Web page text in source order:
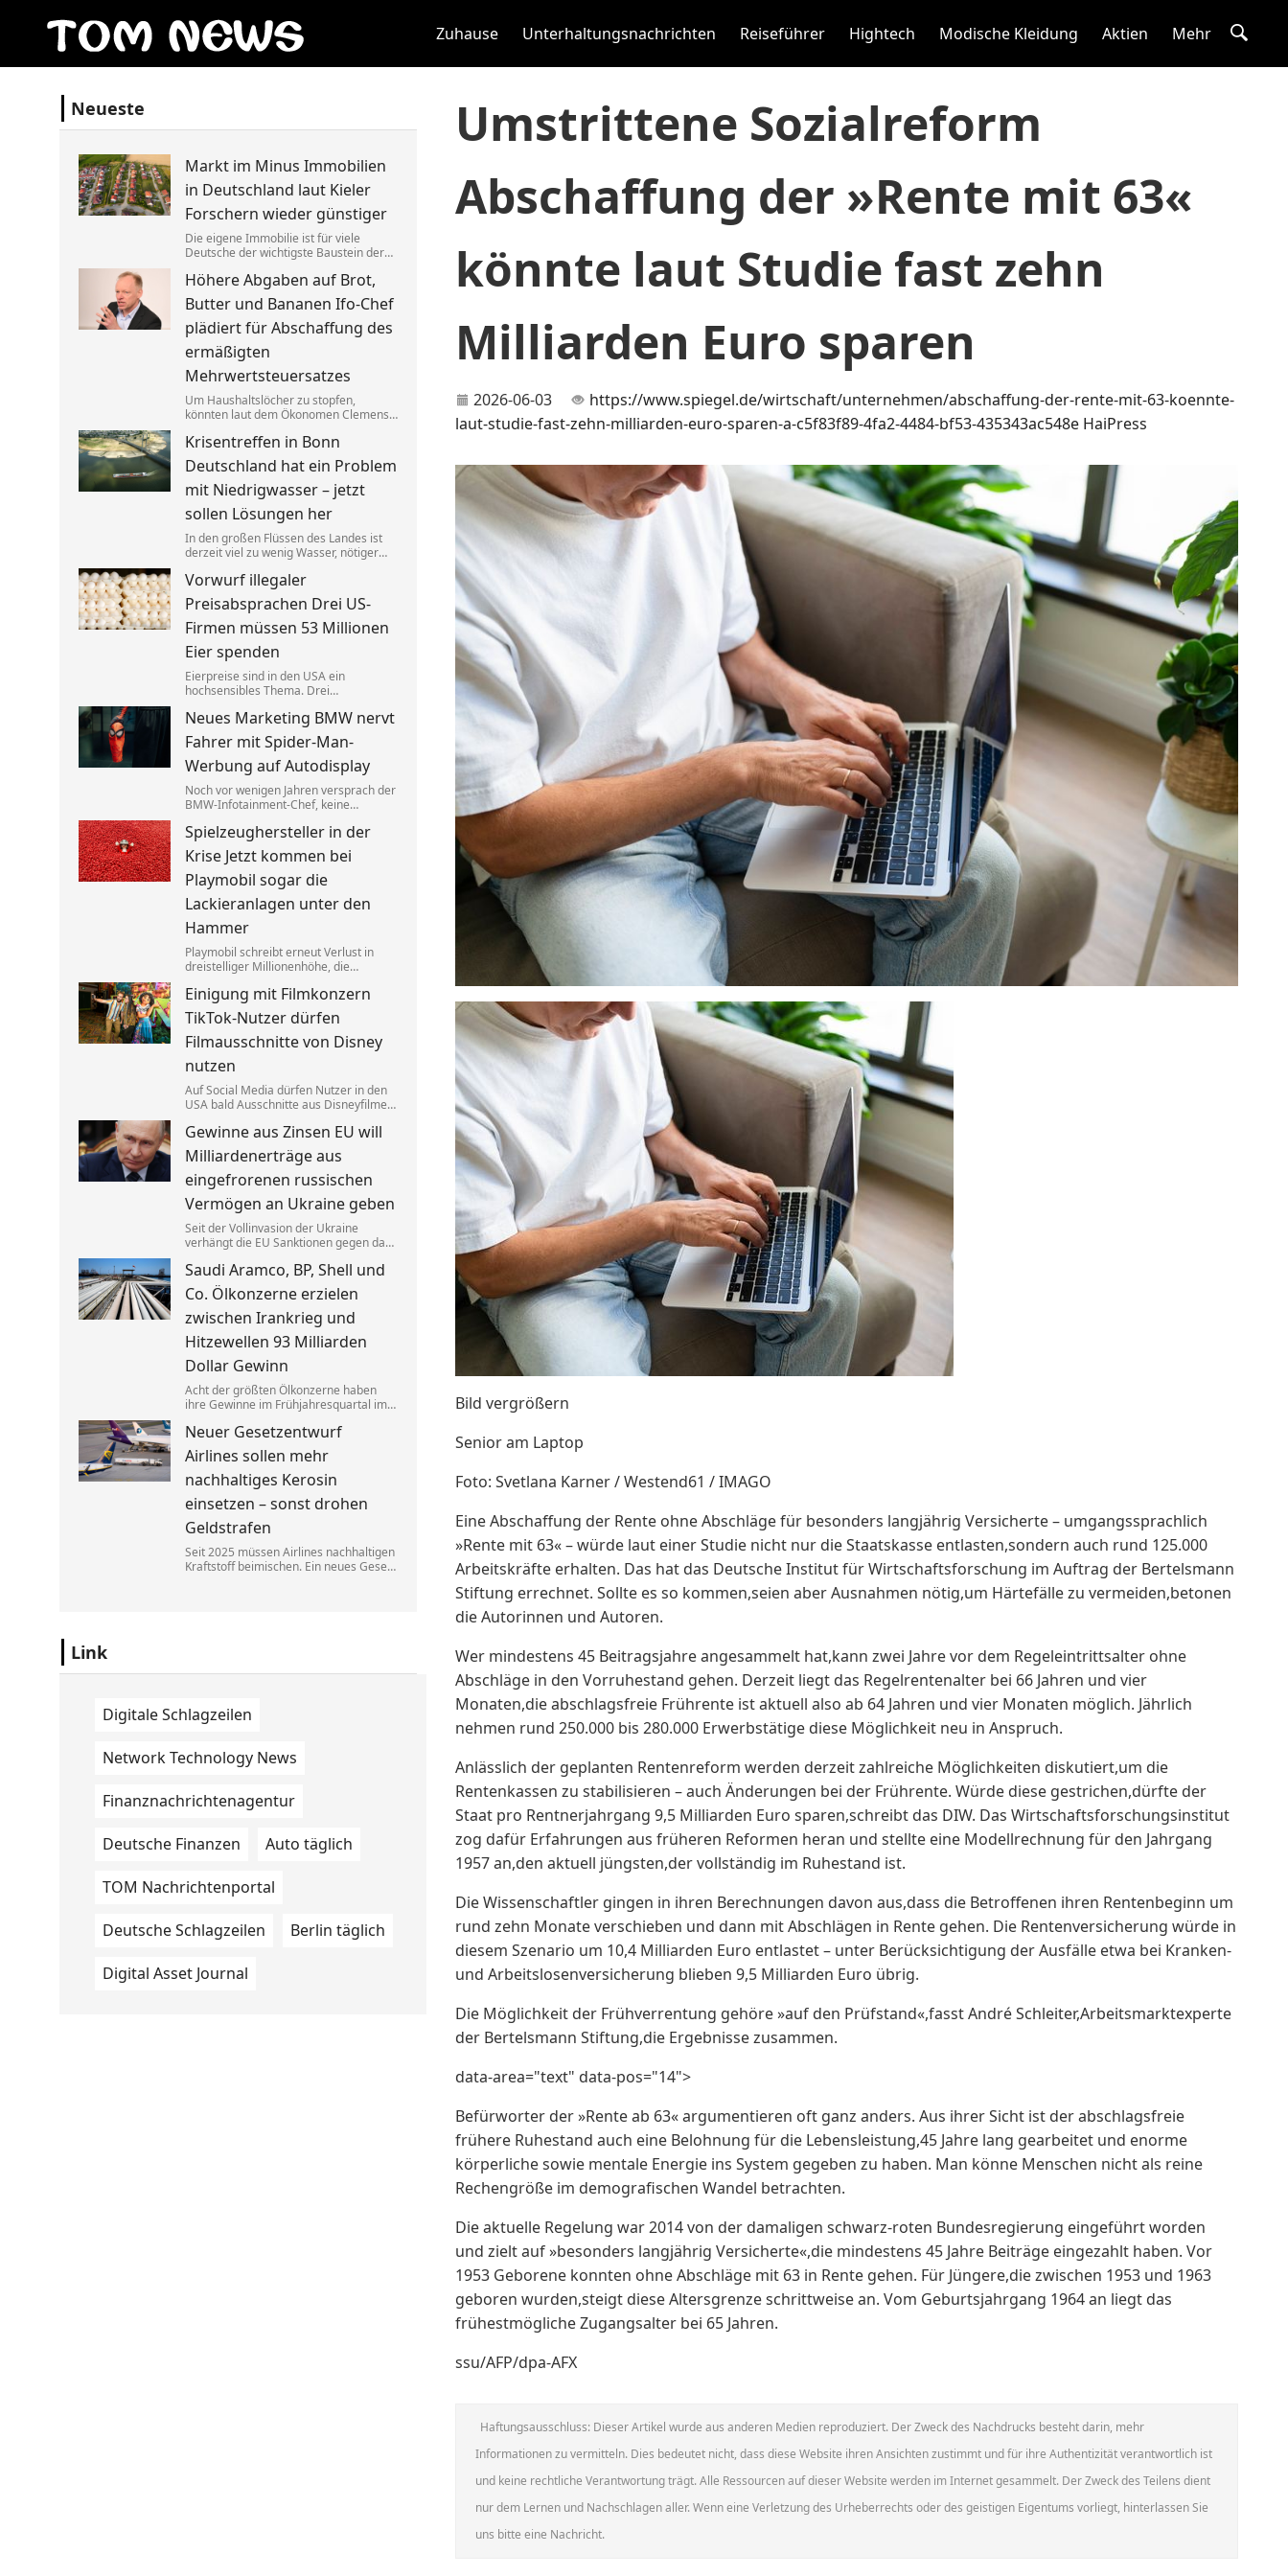
Zuhause Unterhaltungsnachrichten Reiseführer Hightech Modische Kleidung Aktien Mehr
Neueste
Markt im Minus Immobilien
in Deutschland laut Kieler
Forschern wieder günstiger
Die eigene Immobilie ist für viele
Deutsche der wichtigste Baustein der
Inflation und Kaufkraft sind
Wohnimmobilien laut einer Studie
heute aber weniger wert als vor einem
Jahr.
Höhere Abgaben auf Brot,
Butter und Bananen Ifo-Chef
plädiert für Abschaffung des
ermäßigten
Mehrwertsteuersatzes
Um Haushaltslöcher zu stopfen,
könnten laut dem Ökonomen Clemens
bezahlen. Bedürftige sollten dagegen
an anderer Stelle gezielt entlastet
werden.
Krisentreffen in Bonn
Deutschland hat ein Problem
mit Niedrigwasser – jetzt
sollen Lösungen her
In den großen Flüssen des Landes ist
derzeit viel zu wenig Wasser, nötiger
Verkehrsminister Steffen Bilger lädt
nun zum Krisengespräch. Industrie- und
Schifffahrtsverbände haben vorab klare
Forderungen.
Vorwurf illegaler
Preisabsprachen Drei US-
Firmen müssen 53 Millionen
Eier spenden
Eierpreise sind in den USA ein
hochsensibles Thema. Drei
sich dabei illegalerweise abgesprochen
zu haben. Sie einigten sich mit der Justiz
– und liefern jetzt im großen Stil.
Neues Marketing BMW nervt
Fahrer mit Spider-Man-
Werbung auf Autodisplay
Noch vor wenigen Jahren versprach der
BMW-Infotainment-Chef, keine
Nun zeigen bestimmte Modelle einen
Clip für einen neuen Film. BMW sagt,
das sei gar keine Werbung.
Spielzeughersteller in der
Krise Jetzt kommen bei
Playmobil sogar die
Lackieranlagen unter den
Hammer
Playmobil schreibt erneut Verlust in
dreistelliger Millionenhöhe, die
Vorzeigeunternehmens wandert ins
Ausland. Getrieben wird die Krise auch
von eklatantem Missmanagement.
Einigung mit Filmkonzern
TikTok-Nutzer dürfen
Filmausschnitte von Disney
nutzen
Auf Social Media dürfen Nutzer in den
USA bald Ausschnitte aus Disneyfilmen
Marvel, Star Wars und Co. benutzen. Im
Gegenzug hat Disney auch Anspruch
auf ihre Kurzvideos.
Gewinne aus Zinsen EU will
Milliardenerträge aus
eingefrorenen russischen
Vermögen an Ukraine geben
Seit der Vollinvasion der Ukraine
verhängt die EU Sanktionen gegen das
Gelder wurden festgesetzt, die Erträge
aus den Zinsen sollen jetzt Kyjiw
zugutekommen.
Saudi Aramco, BP, Shell und
Co. Ölkonzerne erzielen
zwischen Irankrieg und
Hitzewellen 93 Milliarden
Dollar Gewinn
Acht der größten Ölkonzerne haben
ihre Gewinne im Frühjahresquartal im
Die neuen Zahlen heizen die Debatte
über eine Übergewinnsteuer an.
Neuer Gesetzentwurf
Airlines sollen mehr
nachhaltiges Kerosin
einsetzen – sonst drohen
Geldstrafen
Seit 2025 müssen Airlines nachhaltigen
Kraftstoff beimischen. Ein neues Gesetz
Link
Digitale Schlagzeilen
Network Technology News
Finanznachrichtenagentur
Deutsche Finanzen Auto täglich
TOM Nachrichtenportal
Deutsche Schlagzeilen Berlin täglich
Digital Asset Journal
Umstrittene Sozialreform
Abschaffung der »Rente mit 63«
könnte laut Studie fast zehn
Milliarden Euro sparen
2026-06-03
https://www.spiegel.de/wirtschaft/unternehmen/abschaffung-der-rente-mit-63-koennte-
laut-studie-fast-zehn-milliarden-euro-sparen-a-c5f83f89-4fa2-4484-bf53-435343ac548e HaiPress
Bild vergrößern
Senior am Laptop
Foto: Svetlana Karner / Westend61 / IMAGO
Eine Abschaffung der Rente ohne Abschläge für besonders langjährig Versicherte – umgangssprachlich
»Rente mit 63« – würde laut einer Studie nicht nur die Staatskasse entlasten,sondern auch rund 125.000
Arbeitskräfte erhalten. Das hat das Deutsche Institut für Wirtschaftsforschung im Auftrag der Bertelsmann
Stiftung errechnet. Sollte es so kommen,seien aber Ausnahmen nötig,um Härtefälle zu vermeiden,betonen
die Autorinnen und Autoren.
Wer mindestens 45 Beitragsjahre angesammelt hat,kann zwei Jahre vor dem Regeleintrittsalter ohne
Abschläge in den Vorruhestand gehen. Derzeit liegt das Regelrentenalter bei 66 Jahren und vier
Monaten,die abschlagsfreie Frührente ist aktuell also ab 64 Jahren und vier Monaten möglich. Jährlich
nehmen rund 250.000 bis 280.000 Erwerbstätige diese Möglichkeit neu in Anspruch.
Anlässlich der geplanten Rentenreform werden derzeit zahlreiche Möglichkeiten diskutiert,um die
Rentenkassen zu stabilisieren – auch Änderungen bei der Frührente. Würde diese gestrichen,dürfte der
Staat pro Rentnerjahrgang 9,5 Milliarden Euro sparen,schreibt das DIW. Das Wirtschaftsforschungsinstitut
zog dafür Erfahrungen aus früheren Reformen heran und stellte eine Modellrechnung für den Jahrgang
1957 an,den aktuell jüngsten,der vollständig im Ruhestand ist.
Die Wissenschaftler gingen in ihren Berechnungen davon aus,dass die Betroffenen ihren Rentenbeginn um
rund zehn Monate verschieben und dann mit Abschlägen in Rente gehen. Die Rentenversicherung würde in
diesem Szenario um 10,4 Milliarden Euro entlastet – unter Berücksichtigung der Ausfälle etwa bei Kranken-
und Arbeitslosenversicherung blieben 9,5 Milliarden Euro übrig.
Die Möglichkeit der Frühverrentung gehöre »auf den Prüfstand«,fasst André Schleiter,Arbeitsmarktexperte
der Bertelsmann Stiftung,die Ergebnisse zusammen.
data-area="text" data-pos="14">
Befürworter der »Rente ab 63« argumentieren oft ganz anders. Aus ihrer Sicht ist der abschlagsfreie
frühere Ruhestand auch eine Belohnung für die Lebensleistung,45 Jahre lang gearbeitet und enorme
körperliche sowie mentale Energie ins System gegeben zu haben. Man könne Menschen nicht als reine
Rechengröße im demografischen Wandel betrachten.
Die aktuelle Regelung war 2014 von der damaligen schwarz-roten Bundesregierung eingeführt worden
und zielt auf »besonders langjährig Versicherte«,die mindestens 45 Jahre Beiträge eingezahlt haben. Vor
1953 Geborene konnten ohne Abschläge mit 63 in Rente gehen. Für Jüngere,die zwischen 1953 und 1963
geboren wurden,steigt diese Altersgrenze schrittweise an. Vom Geburtsjahrgang 1964 an liegt das
frühestmögliche Zugangsalter bei 65 Jahren.
ssu/AFP/dpa-AFX
Haftungsausschluss: Dieser Artikel wurde aus anderen Medien reproduziert. Der Zweck des Nachdrucks besteht darin, mehr
Informationen zu vermitteln. Dies bedeutet nicht, dass diese Website ihren Ansichten zustimmt und für ihre Authentizität verantwortlich ist
und keine rechtliche Verantwortung trägt. Alle Ressourcen auf dieser Website werden im Internet gesammelt. Der Zweck des Teilens dient
nur dem Lernen und Nachschlagen aller. Wenn eine Verletzung des Urheberrechts oder des geistigen Eigentums vorliegt, hinterlassen Sie
uns bitte eine Nachricht.